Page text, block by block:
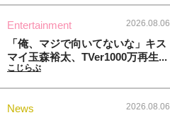
Entertainment 2026.08.06
「俺、マジで向いてないな」キス
マイ玉森裕太、TVer1000万再生...
こじらぶ
News 2026.08.06